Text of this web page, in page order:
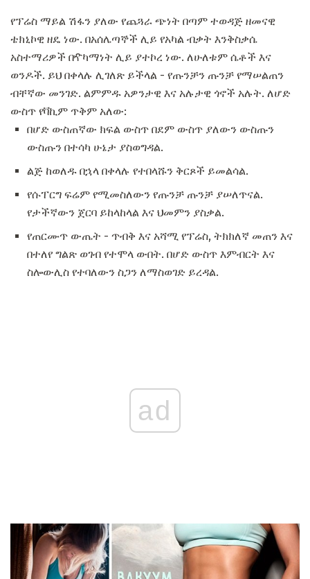
የፕሬስ ማይል ሽፋን ያለው የጨጓራ ​​ጭነት በጣም ተወዳጅ ዘመናዊ
ቴክኒኮዊ ዘዴ ነው. በአሰሌጣኞች ሊይ የአካል ብቃት እንቅስቃሴ
አስተማሪዎች በዯካማነት ሊይ ያተኮረ ነው. ለሁለቱም ሴቶች እና
ወንዶች. ይህ በቀላሉ ሊገለጽ ይችላል - የጡንቻን ጡንቻ የማሠልጠን
ብቸኛው መንገድ. ልምምዱ አዎንታዊ እና አሉታዊ ጎኖች አሉት. ለሆድ
ውስጥ የቫኪም ጥቅም አለው:
በሆድ ውስጠኛው ክፍል ውስጥ በደም ውስጥ ያለውን ውስጡን
ውስጡን በተሳካ ሁኔታ ያስወግዳል.
ልጅ ከወለዱ በኋላ በቀላሉ የተበላሹን ቅርጾች ይመልሳል.
የሱፐርግ ፍሬም የሚመስለውን የጡንቻ ጡንቻ ያሠለጥናል.
የታችኛውን ጀርባ ይከላከላል እና ህመምን ያስቃል.
የጠርሙጥ ውጤት - ጥብቅ እና አሻሚ የፕሬስ, ትክክለኛ መጠን እና
በተለየ ግልጽ ወገብ የተሞላ ውበት. በሆድ ውስጥ እምብርት እና
ስሎውሊስ የተባለውን ስጋን ለማስወገድ ይረዳል.
ad